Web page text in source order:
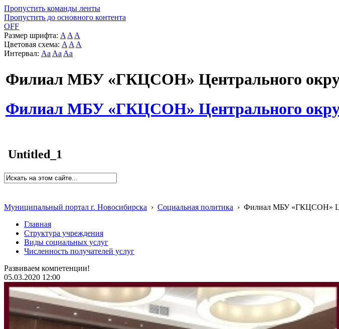
Пропустить команды ленты
Пропустить до основного контента
OFF
Размер шрифта: A A A
Цветовая схема: A A A
Интервал: Aa Aa Aa
Филиал МБУ «ГКЦСОН» Центрального
Филиал МБУ «ГКЦСОН» Центрального
Untitled_1
Муниципальный портал г. Новосибирска › Социальная политика › Филиал МБУ «ГКЦСОН»
Главная
Структура учреждения
Виды социальных услуг
Численность получателей услуг
Развиваем компетенции!
05.03.2020 12:00